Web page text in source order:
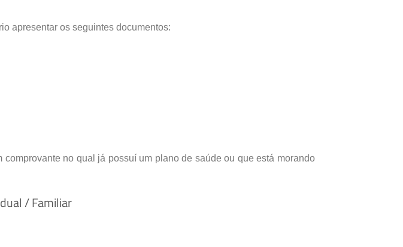
apresentar os seguintes documentos:
no qual já possuí um plano de saúde ou que está morando
/ Familiar